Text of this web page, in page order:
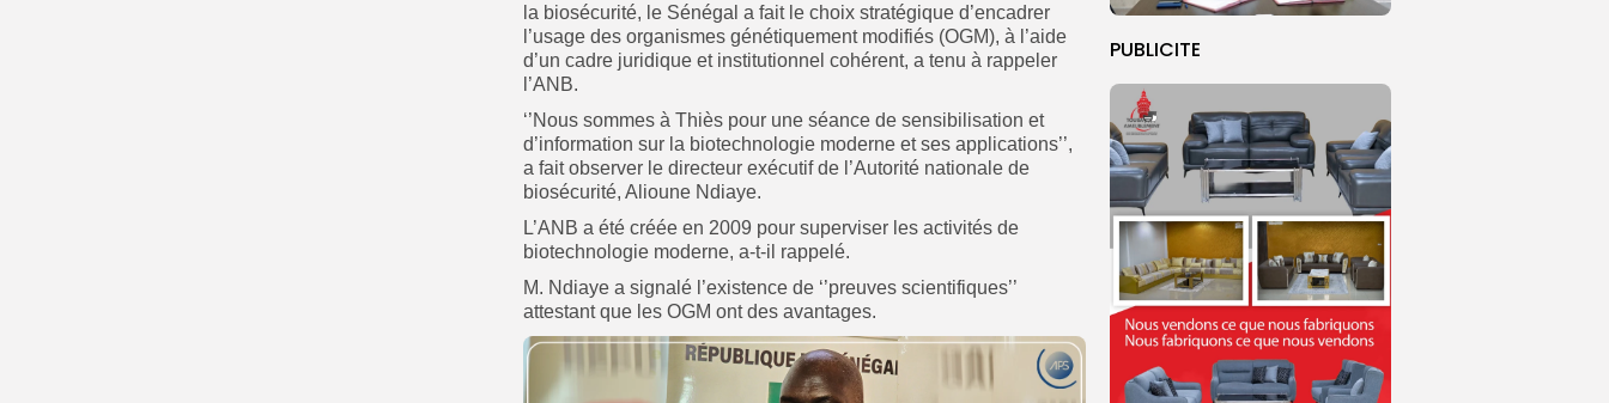
PUBLICITE
la biosécurité, le Sénégal a fait le choix stratégique d’encadrer
l’usage des organismes génétiquement modifiés (OGM), à l’aide
d’un cadre juridique et institutionnel cohérent, a tenu à rappeler
l’ANB.
‘’Nous sommes à Thiès pour une séance de sensibilisation et
d’information sur la biotechnologie moderne et ses applications’’,
a fait observer le directeur exécutif de l’Autorité nationale de
biosécurité, Alioune Ndiaye.
L’ANB a été créée en 2009 pour superviser les activités de
biotechnologie moderne, a-t-il rappelé.
M. Ndiaye a signalé l’existence de ‘’preuves scientifiques’’
attestant que les OGM ont des avantages.